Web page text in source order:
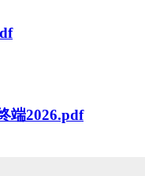
端2026.pdf